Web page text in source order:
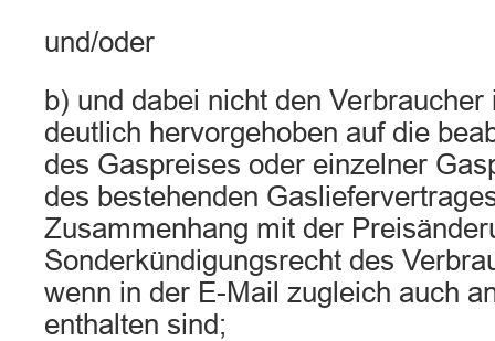
und/oder
b) und dabei nicht den
deutlich hervorgehoben auf die
des Gaspreises oder einzelner
des bestehenden
Zusammenhang mit der
Sonderkündigungsrecht des
wenn in der E-Mail zugleich auch
enthalten sind;